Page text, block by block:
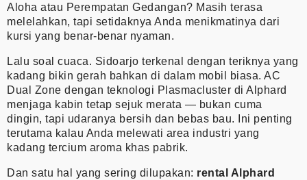
Aloha atau Perempatan Gedangan? Masih terasa
melelahkan, tapi setidaknya Anda menikmatinya dari
kursi yang benar-benar nyaman.
Lalu soal cuaca. Sidoarjo terkenal dengan teriknya yang
kadang bikin gerah bahkan di dalam mobil biasa. AC
Dual Zone dengan teknologi Plasmacluster di Alphard
menjaga kabin tetap sejuk merata — bukan cuma
dingin, tapi udaranya bersih dan bebas bau. Ini penting
terutama kalau Anda melewati area industri yang
kadang tercium aroma khas pabrik.
Dan satu hal yang sering dilupakan: rental Alphard